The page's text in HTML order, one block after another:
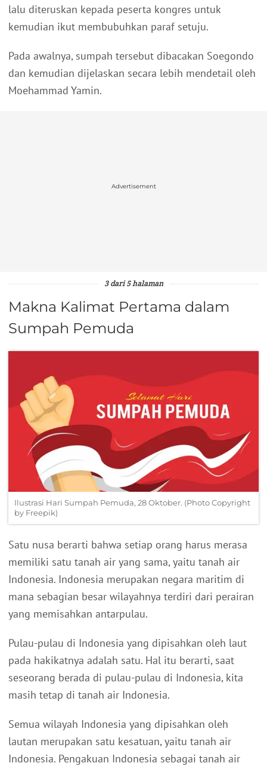
lalu diteruskan kepada peserta kongres untuk
kemudian ikut membubuhkan paraf setuju.
Pada awalnya, sumpah tersebut dibacakan Soegondo
dan kemudian dijelaskan secara lebih mendetail oleh
Moehammad Yamin.
Advertisement
3 dari 5 halaman
Makna Kalimat Pertama dalam
Sumpah Pemuda
Ilustrasi Hari Sumpah Pemuda, 28 Oktober. (Photo Copyright
by Freepik)
Satu nusa berarti bahwa setiap orang harus merasa
memiliki satu tanah air yang sama, yaitu tanah air
Indonesia. Indonesia merupakan negara maritim di
mana sebagian besar wilayahnya terdiri dari perairan
yang memisahkan antarpulau.
Pulau-pulau di Indonesia yang dipisahkan oleh laut
pada hakikatnya adalah satu. Hal itu berarti, saat
seseorang berada di pulau-pulau di Indonesia, kita
masih tetap di tanah air Indonesia.
Semua wilayah Indonesia yang dipisahkan oleh
lautan merupakan satu kesatuan, yaitu tanah air
Indonesia. Pengakuan Indonesia sebagai tanah air